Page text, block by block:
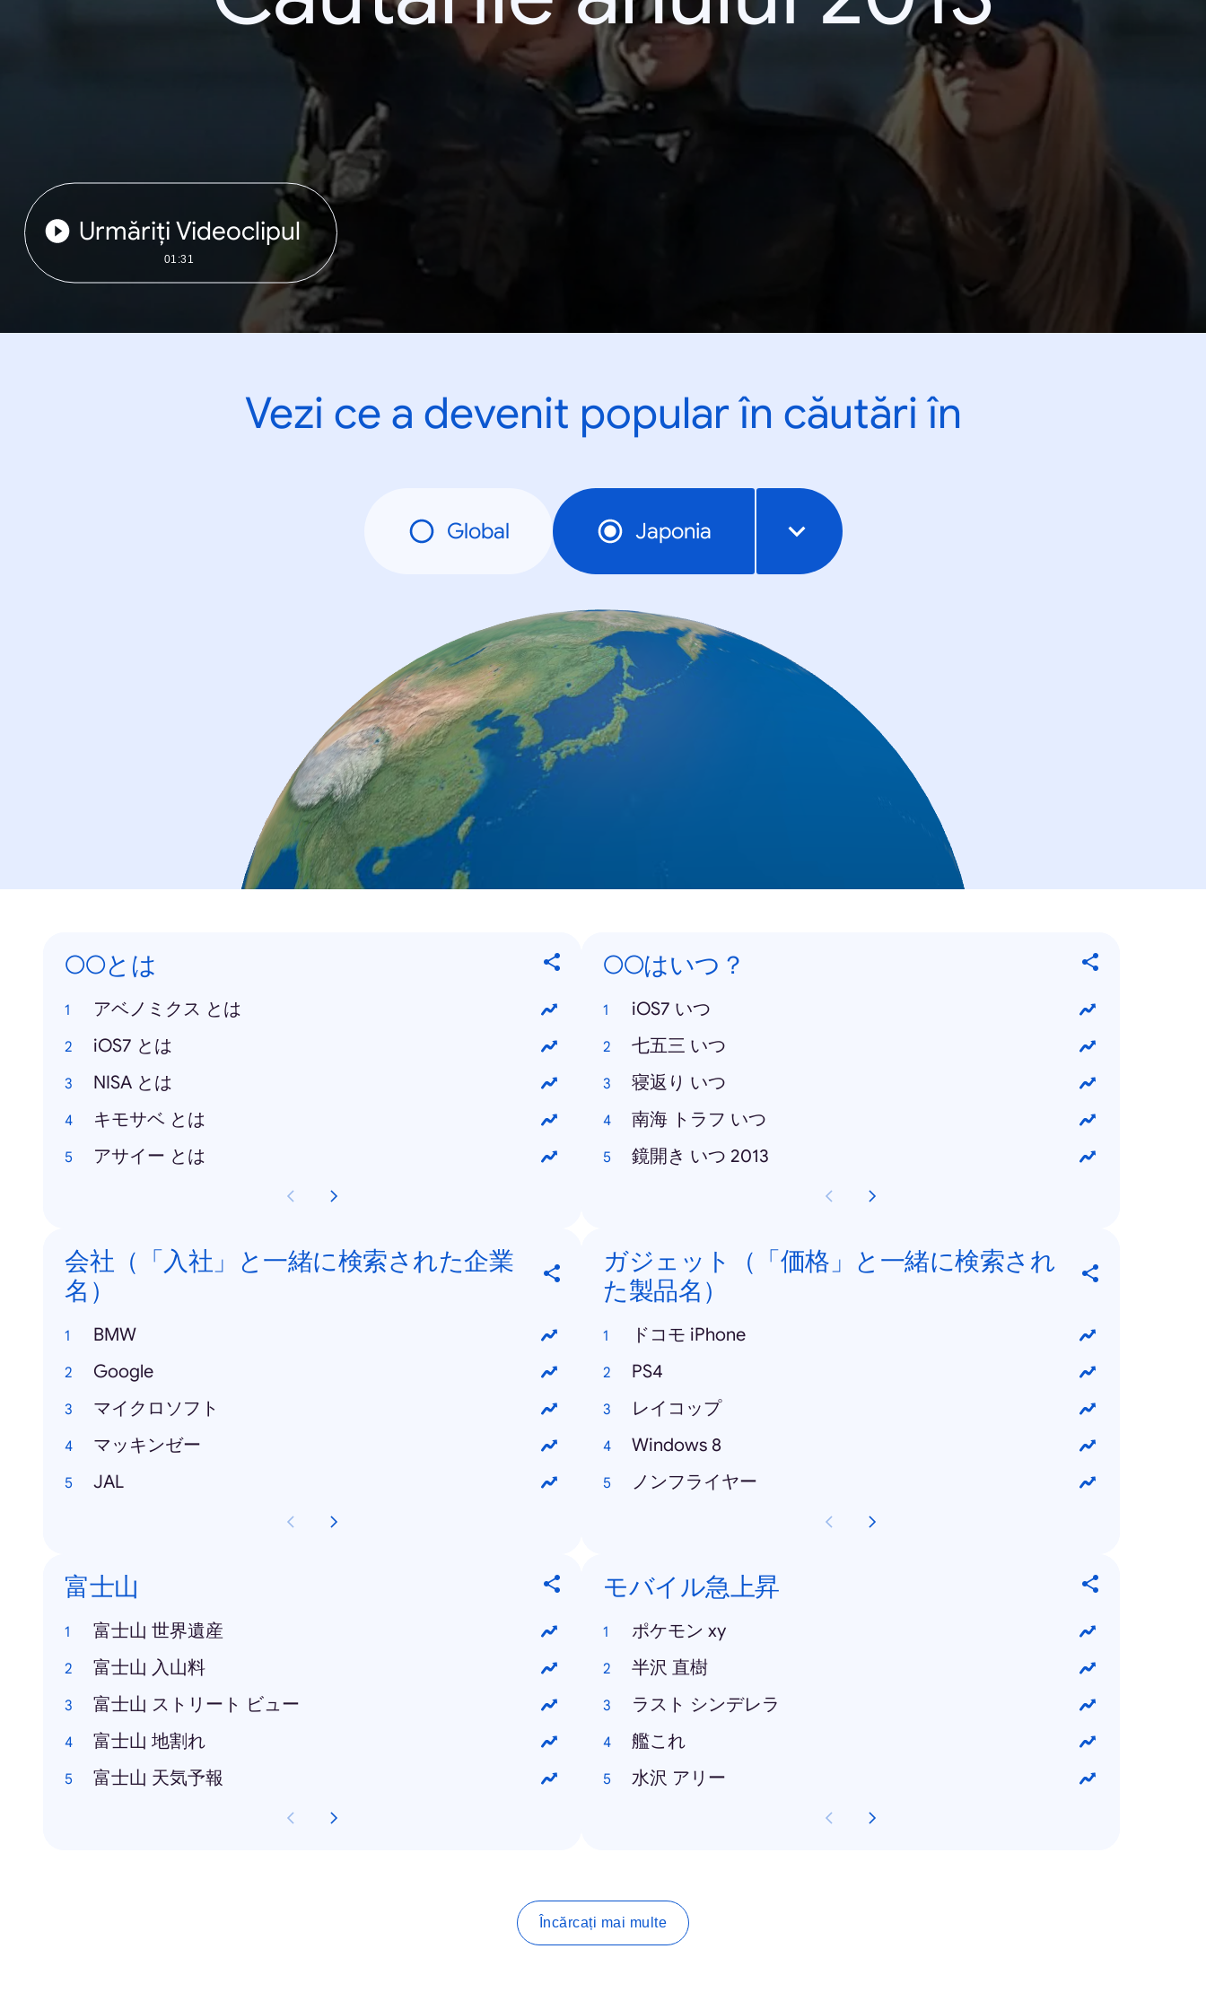
Urmăriți Videoclipul
01:31
Vezi ce a devenit popular în căutări în
Global Japonia
○○とは
アベノミクス とは
iOS7 とは
NISA とは
キモサベ とは
アサイー とは
○○はいつ？
iOS7 いつ
七五三 いつ
寝返り いつ
南海 トラフ いつ
鏡開き いつ 2013
会社（「入社」と一緒に検索された企業
名）
BMW
Google
マイクロソフト
マッキンゼー
JAL
ガジェット（「価格」と一緒に検索され
た製品名）
ドコモ iPhone
PS4
レイコップ
Windows 8
ノンフライヤー
富士山
富士山 世界遺産
富士山 入山料
富士山 ストリート ビュー
富士山 地割れ
富士山 天気予報
モバイル急上昇
ポケモン xy
半沢 直樹
ラスト シンデレラ
艦これ
水沢 アリー
Încărcați mai multe